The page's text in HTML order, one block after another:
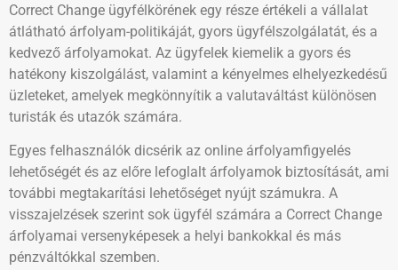
Correct Change ügyfélkörének egy része értékeli a vállalat
átlátható árfolyam-politikáját, gyors ügyfélszolgálatát, és a
kedvező árfolyamokat. Az ügyfelek kiemelik a gyors és
hatékony kiszolgálást, valamint a kényelmes elhelyezkedésű
üzleteket, amelyek megkönnyítik a valutaváltást különösen
turisták és utazók számára.
Egyes felhasználók dicsérik az online árfolyamfigyelés
lehetőségét és az előre lefoglalt árfolyamok biztosítását, ami
további megtakarítási lehetőséget nyújt számukra. A
visszajelzések szerint sok ügyfél számára a Correct Change
árfolyamai versenyképesek a helyi bankokkal és más
pénzváltókkal szemben.